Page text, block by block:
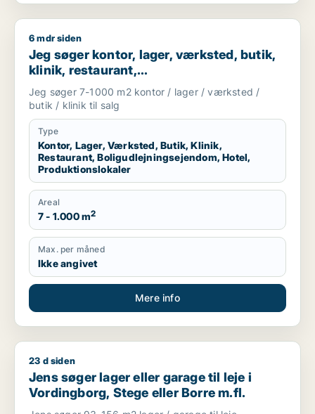
Jeg søger kontor, lager, værksted, butik, klinik, restaurant,
6 mdr siden
Jeg søger kontor, lager, værksted, butik,
klinik, restaurant,
boligudlejningsejendom, hotel eller
produktionslokaler til salg i Vordingborg,
Guldborgsund eller Lolland
Jeg søger 7-1000 m2 kontor / lager / værksted /
butik / klinik til salg
Type
Kontor, Lager, Værksted, Butik, Klinik,
Restaurant, Boligudlejningsejendom, Hotel,
Produktionslokaler
Areal
7 - 1.000 m2
Max. per måned
Ikke angivet
Mere info
Jens søger lager eller garage til leje i Vordingborg, Stege
23 d siden
Jens søger lager eller garage til leje i
Vordingborg, Stege eller Borre m.fl.